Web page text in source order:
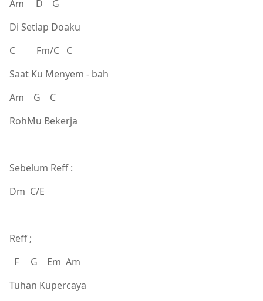
Am D G
Di Setiap Doaku
C Fm/C C
Saat Ku Menyem - bah
Am G C
RohMu Bekerja
Sebelum Reff :
Dm C/E
Reff ;
F G Em Am
Tuhan Kupercaya